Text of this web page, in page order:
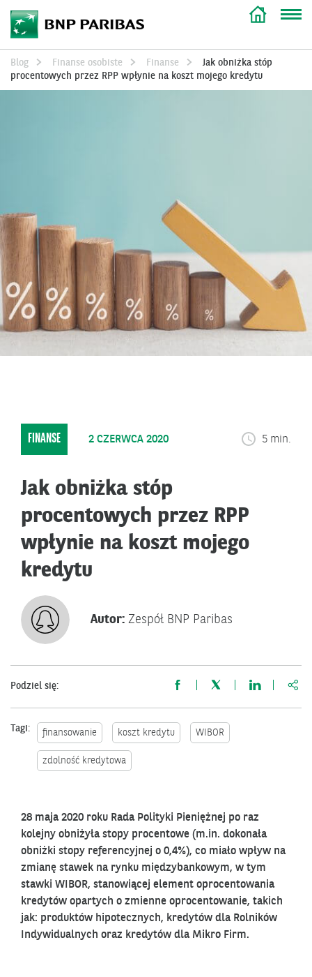
Blog Finanse osobiste Finanse
Jak obniżka stóp
procentowych przez RPP wpłynie na koszt mojego kredytu
FINANSE 2 CZERWCA 2020 5 min.
Jak obniżka stóp
procentowych przez RPP
wpłynie na koszt mojego
kredytu
Autor: Zespół BNP Paribas
Tagi: finansowanie koszt kredytu WIBOR
zdolność kredytowa
Podziel się:
28 maja 2020 roku Rada Polityki Pieniężnej po raz
kolejny obniżyła stopy procentowe (m.in. dokonała
obniżki stopy referencyjnej o 0,4%), co miało wpływ na
zmianę stawek na rynku międzybankowym, w tym
stawki WIBOR, stanowiącej element oprocentowania
kredytów opartych o zmienne oprocentowanie, takich
jak: produktów hipotecznych, kredytów dla Rolników
Indywidualnych oraz kredytów dla Mikro Firm.